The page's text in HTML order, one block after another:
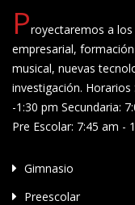
Proyectaremos a
empresarial,
musical, nuevas
investigación. Horarios
-1:30 pm Secundaria:
Pre Escolar: 7:45 am -
Gimnasio
Preescolar